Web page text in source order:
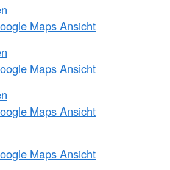
Maps Ansicht
Maps Ansicht
Maps Ansicht
Maps Ansicht